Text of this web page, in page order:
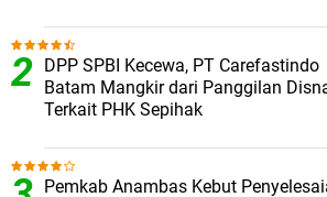
DPP SPBI Kecewa, PT Carefastindo
Batam Mangkir dari Panggilan
Terkait PHK Sepihak
Pemkab Anambas Kebut